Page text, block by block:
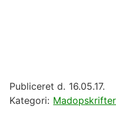
Publiceret d. 16.05.17.
Kategori: Madopskrifter